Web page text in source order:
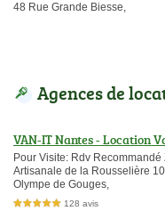
48 Rue Grande Biesse,
Agences de
VAN-IT Nantes - Location
Aménagés et Fourgons
Pour Visite: Rdv Recommandé
Artisanale de la Rousselière
Olympe de Gouges,
5,0 étoiles sur 5 128 avis